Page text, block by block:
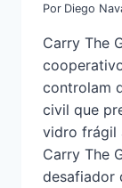
Por Diego
Carry The
controlam
civil que
vidro frágil
Carry The
desafiador